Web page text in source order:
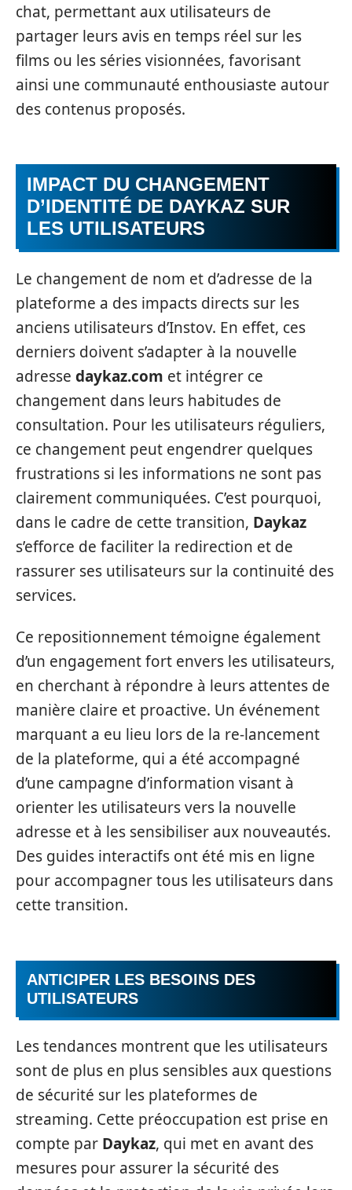
chat, permettant aux utilisateurs de
partager leurs avis en temps réel sur les
films ou les séries visionnées, favorisant
ainsi une communauté enthousiaste autour
des contenus proposés.
IMPACT DU CHANGEMENT
D’IDENTITÉ DE DAYKAZ SUR
LES UTILISATEURS
Le changement de nom et d’adresse de la
plateforme a des impacts directs sur les
anciens utilisateurs d’Instov. En effet, ces
derniers doivent s’adapter à la nouvelle
adresse daykaz.com et intégrer ce
changement dans leurs habitudes de
consultation. Pour les utilisateurs réguliers,
ce changement peut engendrer quelques
frustrations si les informations ne sont pas
clairement communiquées. C’est pourquoi,
dans le cadre de cette transition, Daykaz
s’efforce de faciliter la redirection et de
rassurer ses utilisateurs sur la continuité des
services.
Ce repositionnement témoigne également
d’un engagement fort envers les utilisateurs,
en cherchant à répondre à leurs attentes de
manière claire et proactive. Un événement
marquant a eu lieu lors de la re-lancement
de la plateforme, qui a été accompagné
d’une campagne d’information visant à
orienter les utilisateurs vers la nouvelle
adresse et à les sensibiliser aux nouveautés.
Des guides interactifs ont été mis en ligne
pour accompagner tous les utilisateurs dans
cette transition.
ANTICIPER LES BESOINS DES
UTILISATEURS
Les tendances montrent que les utilisateurs
sont de plus en plus sensibles aux questions
de sécurité sur les plateformes de
streaming. Cette préoccupation est prise en
compte par Daykaz, qui met en avant des
mesures pour assurer la sécurité des